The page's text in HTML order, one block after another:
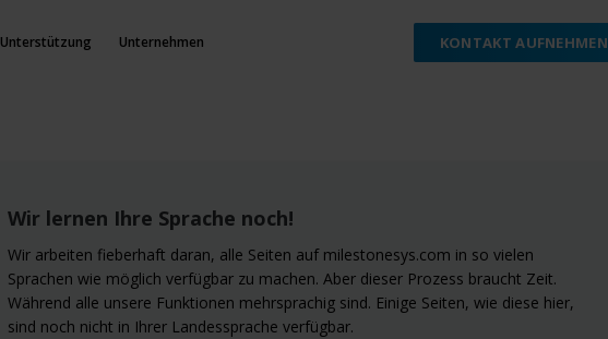
Unterstützung Unternehmen KONTAKT AUFNEHMEN
Wir lernen Ihre Sprache noch!
Wir arbeiten fieberhaft daran, alle Seiten auf milestonesys.com in so vielen
Sprachen wie möglich verfügbar zu machen. Aber dieser Prozess braucht Zeit.
Während alle unsere Funktionen mehrsprachig sind. Einige Seiten, wie diese hier,
sind noch nicht in Ihrer Landessprache verfügbar.